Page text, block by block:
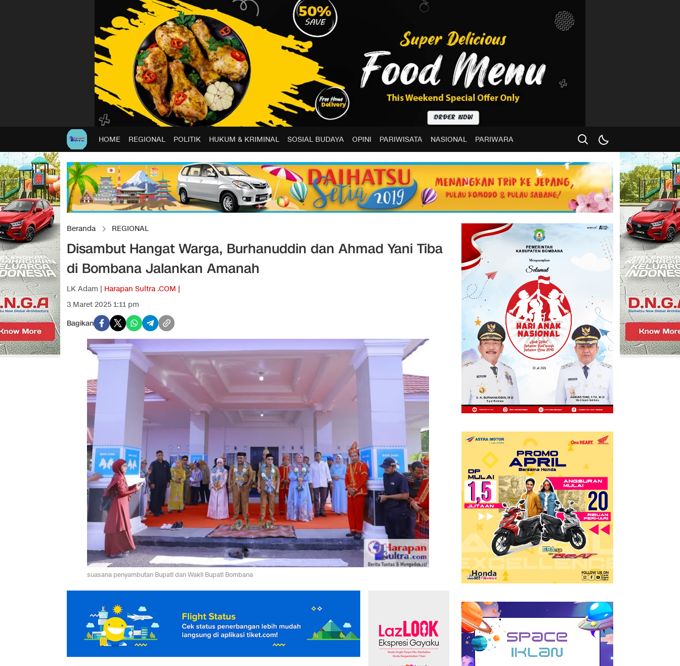
HOME REGIONAL POLITIK HUKUM & KRIMINAL SOSIAL BUDAYA OPINI PARIWISATA NASIONAL PARIWARA
Beranda REGIONAL
Disambut Hangat Warga, Burhanuddin dan Ahmad Yani Tiba
di Bombana Jalankan Amanah
LK Adam | Harapan Sultra .COM |
3 Maret 2025 1:11 pm
Bagikan
suasana penyambutan Bupati dan Wakil Bupati Bombana